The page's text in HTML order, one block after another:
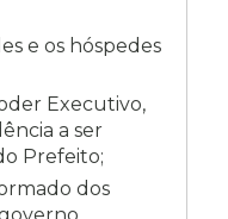
e os hóspedes
Executivo,
a ser
Prefeito;
dos